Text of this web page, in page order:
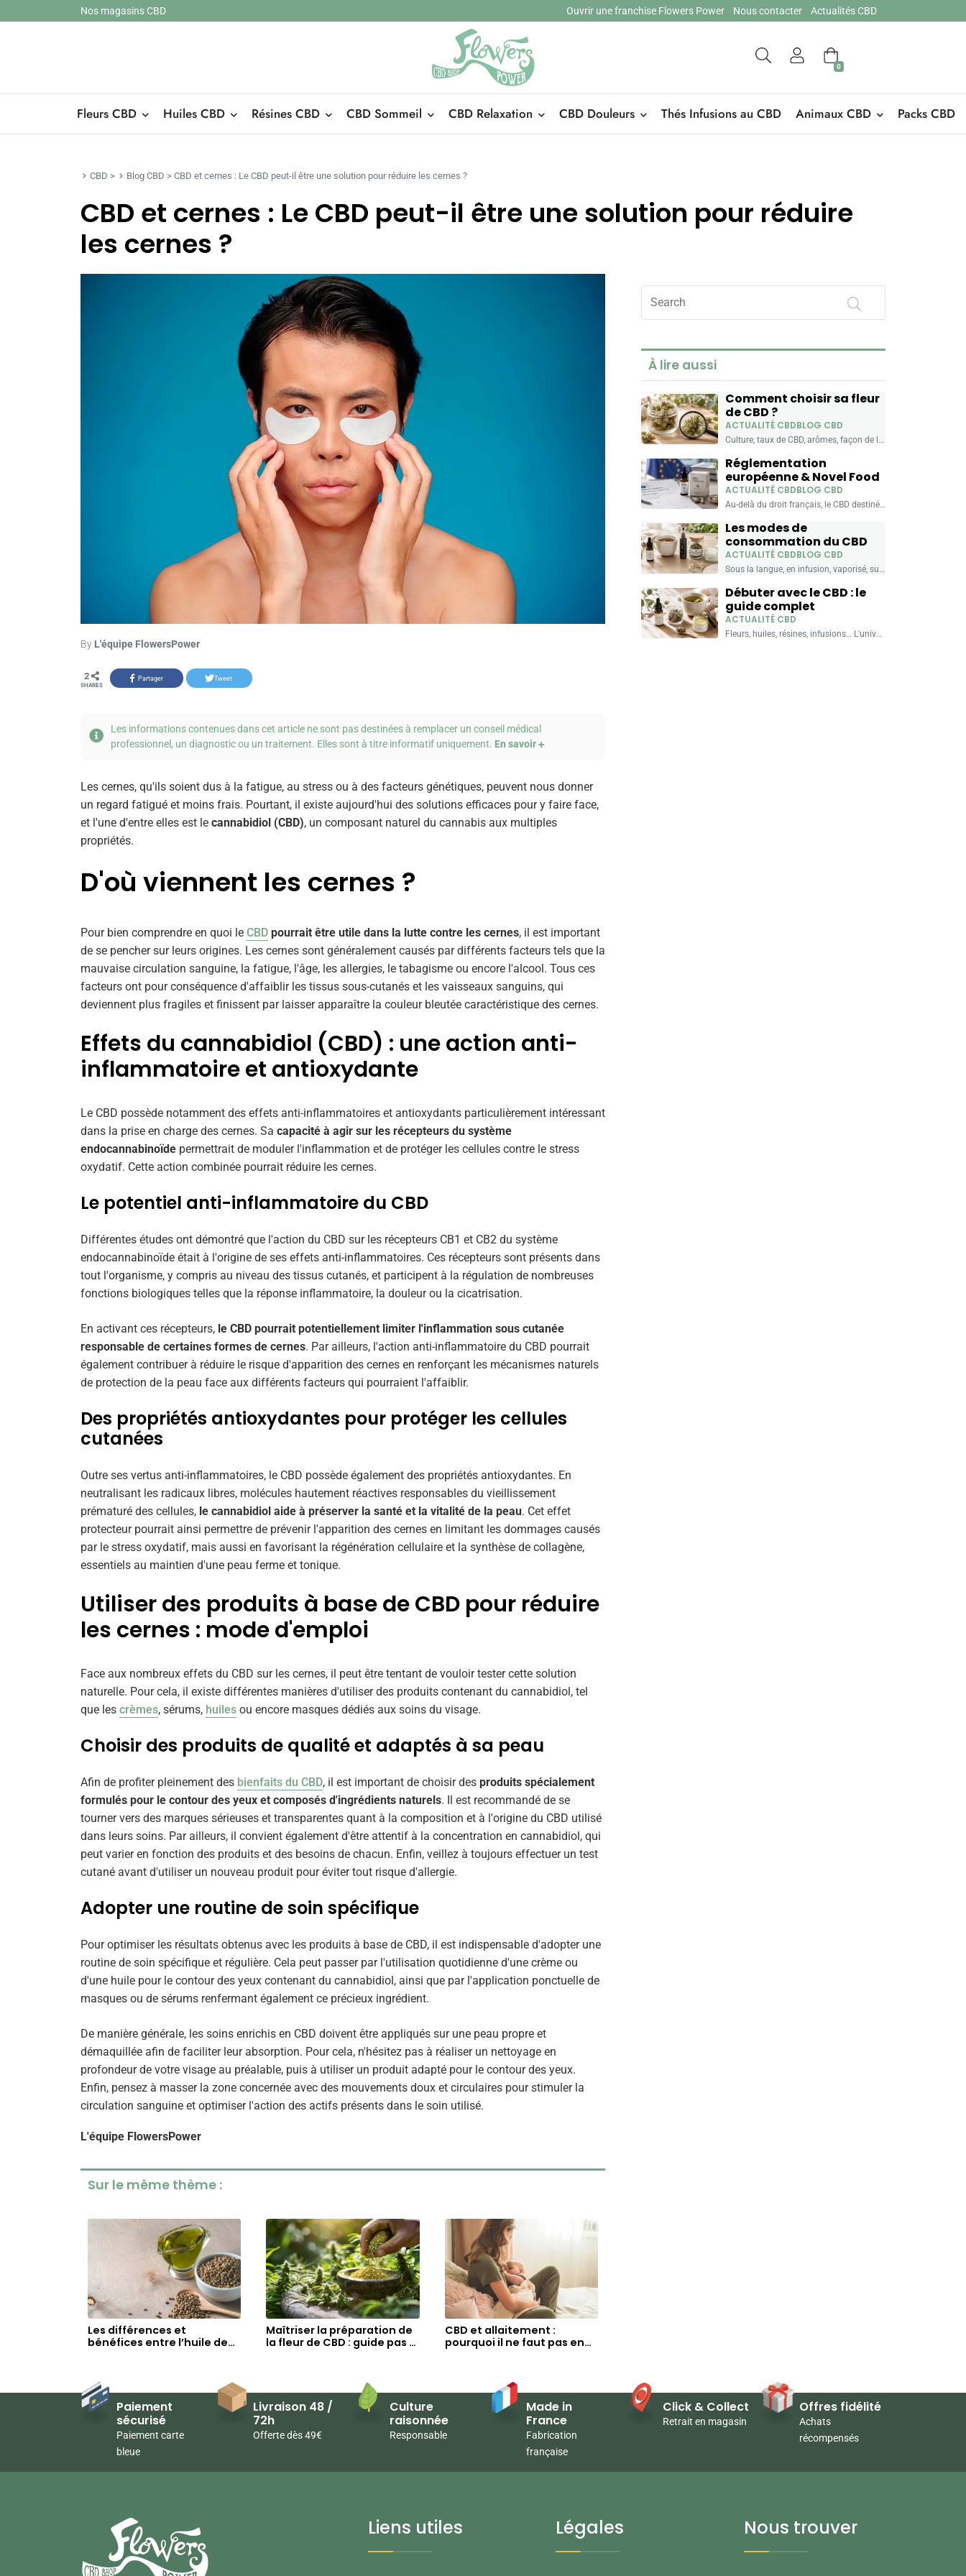
Nos magasins CBD Ouvrir une franchise Flowers Power Nous contacter Actualités CBD
0
Fleurs CBD Huiles CBD Résines CBD CBD Sommeil CBD Relaxation CBD Douleurs Thés Infusions au CBD Animaux CBD Packs CBD
CBD > Blog CBD > CBD et cernes : Le CBD peut-il être une solution pour réduire les cernes ?
CBD et cernes : Le CBD peut-il être une solution pour réduire
les cernes ?
By L'équipe FlowersPower
2
SHARES
Share on FacebookShare on Twitter
Les informations contenues dans cet article ne sont pas destinées à remplacer un conseil médical
professionnel, un diagnostic ou un traitement. Elles sont à titre informatif uniquement. En savoir
Les cernes, qu'ils soient dus à la fatigue, au stress ou à des facteurs génétiques, peuvent nous donner
un regard fatigué et moins frais. Pourtant, il existe aujourd'hui des solutions efficaces pour y faire face,
et l'une d'entre elles est le cannabidiol (CBD), un composant naturel du cannabis aux multiples
propriétés.
D'où viennent les cernes ?
Pour bien comprendre en quoi le CBD pourrait être utile dans la lutte contre les cernes, il est important
de se pencher sur leurs origines. Les cernes sont généralement causés par différents facteurs tels que la
mauvaise circulation sanguine, la fatigue, l'âge, les allergies, le tabagisme ou encore l'alcool. Tous ces
facteurs ont pour conséquence d'affaiblir les tissus sous-cutanés et les vaisseaux sanguins, qui
deviennent plus fragiles et finissent par laisser apparaître la couleur bleutée caractéristique des cernes.
Effets du cannabidiol (CBD) : une action anti-
inflammatoire et antioxydante
Le CBD possède notamment des effets anti-inflammatoires et antioxydants particulièrement intéressant
dans la prise en charge des cernes. Sa capacité à agir sur les récepteurs du système
endocannabinoïde permettrait de moduler l'inflammation et de protéger les cellules contre le stress
oxydatif. Cette action combinée pourrait réduire les cernes.
Le potentiel anti-inflammatoire du CBD
Différentes études ont démontré que l'action du CBD sur les récepteurs CB1 et CB2 du système
endocannabinoïde était à l'origine de ses effets anti-inflammatoires. Ces récepteurs sont présents dans
tout l'organisme, y compris au niveau des tissus cutanés, et participent à la régulation de nombreuses
fonctions biologiques telles que la réponse inflammatoire, la douleur ou la cicatrisation.
En activant ces récepteurs, le CBD pourrait potentiellement limiter l'inflammation sous cutanée
responsable de certaines formes de cernes. Par ailleurs, l'action anti-inflammatoire du CBD pourrait
également contribuer à réduire le risque d'apparition des cernes en renforçant les mécanismes naturels
de protection de la peau face aux différents facteurs qui pourraient l'affaiblir.
Des propriétés antioxydantes pour protéger les cellules
cutanées
Outre ses vertus anti-inflammatoires, le CBD possède également des propriétés antioxydantes. En
neutralisant les radicaux libres, molécules hautement réactives responsables du vieillissement
prématuré des cellules, le cannabidiol aide à préserver la santé et la vitalité de la peau. Cet effet
protecteur pourrait ainsi permettre de prévenir l'apparition des cernes en limitant les dommages causés
par le stress oxydatif, mais aussi en favorisant la régénération cellulaire et la synthèse de collagène,
essentiels au maintien d'une peau ferme et tonique.
Utiliser des produits à base de CBD pour réduire
les cernes : mode d'emploi
Face aux nombreux effets du CBD sur les cernes, il peut être tentant de vouloir tester cette solution
naturelle. Pour cela, il existe différentes manières d'utiliser des produits contenant du cannabidiol, tel
que les crèmes, sérums, huiles ou encore masques dédiés aux soins du visage.
Choisir des produits de qualité et adaptés à sa peau
Afin de profiter pleinement des bienfaits du CBD, il est important de choisir des produits spécialement
formulés pour le contour des yeux et composés d'ingrédients naturels. Il est recommandé de se
tourner vers des marques sérieuses et transparentes quant à la composition et à l'origine du CBD utilisé
dans leurs soins. Par ailleurs, il convient également d'être attentif à la concentration en cannabidiol, qui
peut varier en fonction des produits et des besoins de chacun. Enfin, veillez à toujours effectuer un test
cutané avant d'utiliser un nouveau produit pour éviter tout risque d'allergie.
Adopter une routine de soin spécifique
Pour optimiser les résultats obtenus avec les produits à base de CBD, il est indispensable d'adopter une
routine de soin spécifique et régulière. Cela peut passer par l'utilisation quotidienne d'une crème ou
d'une huile pour le contour des yeux contenant du cannabidiol, ainsi que par l'application ponctuelle de
masques ou de sérums renfermant également ce précieux ingrédient.
De manière générale, les soins enrichis en CBD doivent être appliqués sur une peau propre et
démaquillée afin de faciliter leur absorption. Pour cela, n'hésitez pas à réaliser un nettoyage en
profondeur de votre visage au préalable, puis à utiliser un produit adapté pour le contour des yeux.
Enfin, pensez à masser la zone concernée avec des mouvements doux et circulaires pour stimuler la
circulation sanguine et optimiser l'action des actifs présents dans le soin utilisé.
L'équipe FlowersPower
Sur le même thème :
Les différences et
bénéfices entre l’huile de
Maîtriser la préparation de
la fleur de CBD : guide pas à
CBD et allaitement :
pourquoi il ne faut pas en
Flowers
À lire aussi
Comment choisir sa fleur
de CBD ?
ACTUALITÉ CBDBLOG CBD
Culture, taux de CBD, arômes, façon de la consommer… La fleur est le format le plus brut et le plus authentique du chanvre. Voici les 5 critères pour trouver celle...
Réglementation
européenne & Novel Food
ACTUALITÉ CBDBLOG CBD
Au-delà du droit français, le CBD destiné à être ingéré relève d'un cadre européen : le « Novel Food ». Voici ce que recouvre cette notion, quels produits sont concernés,...
Les modes de
consommation du CBD
ACTUALITÉ CBDBLOG CBD
Sous la langue, en infusion, vaporisé, sur la peau ou vapoté… Le CBD se consomme de plusieurs façons. Chacune a ses usages, ses avantages pratiques et ses produits. Voici comment...
Débuter avec le CBD : le
guide complet
ACTUALITÉ CBD
Fleurs, huiles, résines, infusions… L'univers du CBD peut sembler dense quand on commence. Ce guide vous donne les repères essentiels pour comprendre les produits, les formats et faire un choix...
Paiement
sécurisé
Paiement carte
bleue
Livraison 48 /
72h
Offerte dès 49€
Culture
raisonnée
Responsable
Made in
France
Fabrication
française
Click & Collect
Retrait en magasin
Offres fidélité
Achats
récompensés
Liens utiles Légales Nous trouver